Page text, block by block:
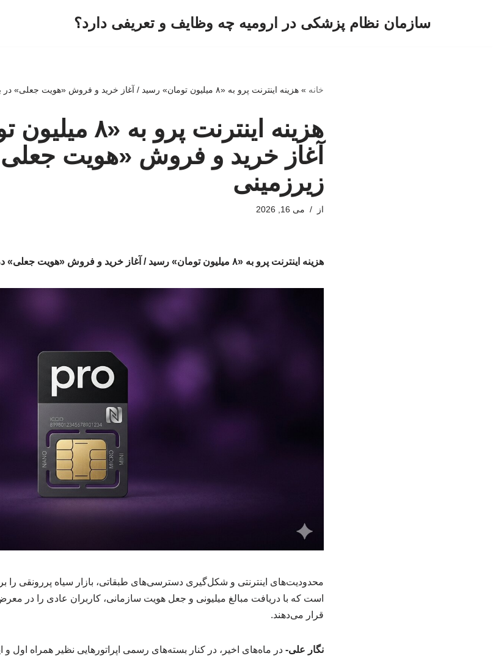
سازمان نظام پزشکی در ارومیه چه وظایف و تعریفی دارد؟
خانه »هزینه اینترنت پرو به «۸ میلیون تومان» رسید / آغاز خرید و فروش «هویت جعلی» در بازارهای زیرزمینی
هزینه اینترنت
آغاز خرید و فروش «هویت
زیرزمینی
از می 16, 2026
هزینه اینترنت پرو به «۸ میلیون تومان» رسید / آغاز خرید و فروش «هویت جعلی» در بازارهای زیرزمینی
محدودیت‌های اینترنتی و شکل‌گیری دسترسی‌های طبقاتی، بازار سیاه پررونقی را
است که با دریافت مبالغ میلیونی و جعل هویت سازمانی، کاربران عادی را در
قرار می‌دهند.
نگار علی- در ماه‌های اخیر، در کنار بسته‌های رسمی اپراتورهایی نظیر همراه اول